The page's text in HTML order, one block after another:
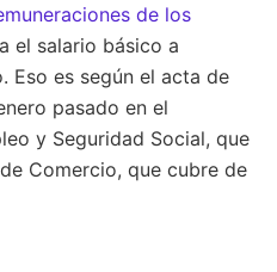
de los
el salario básico a
Eso es según el acta de
pasado en el
y Seguridad Social, que
Comercio, que cubre de